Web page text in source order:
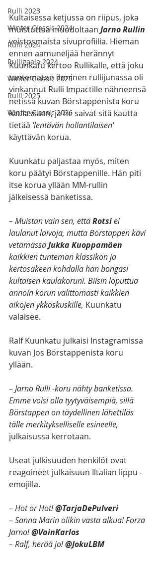
Rulli 2023
Winter Classic 2024
Rulli 2024
Rulligaala 2024
Winter Classic 2025
Rulli 2025
Winter Classic 2026
Kultaisessa ketjussa on riipus, joka
muistuttaa muodoltaan Jarno Rullin
veistosmaista sivuprofiilia. Hieman
ennen aamuneljää herännyt
Kuunkatu kertoo Rullikalle, että joku
tuntematon ihminen rullijunassa oli
vinkannut Rulli Impactille nähneensä
netissä kuvan Börstappenista koru
kaulassaan, ja he saivat sitä kautta
tietää 'lentävän hollantilaisen'
käyttävän korua.
Kuunkatu paljastaa myös, miten
koru päätyi Börstappenille. Hän piti
itse korua yllään MM-rullin
jälkeisessä banketissa.
– Muistan vain sen, että Rotsi ei
laulanut laivoja, mutta Börstappen kävi
vetämässä Jukka Kuoppamäen
kaikkien tunteman klassikon ja
kertosäkeen kohdalla hän bongasi
kultaisen kaulakoruni. Biisin loputtua
annoin korun välittömästi kaikkien
aikojen ykköskuskille, Kuunkatu
valaisee.
Ralf Kuunkatu julkaisi Instagramissa
kuvan Jos Börstappenista koru
yllään.
– Jarno Rulli -koru nähty banketissa.
Emme voisi olla tyytyväisempiä, sillä
Börstappen on täydellinen lähettiläs
tälle merkitykselliselle esineelle,
julkaisussa kerrotaan.
Useat julkisuuden henkilöt ovat
reagoineet julkaisuun Iltalian lippu -
emojilla.
– Hot or Hot! @TarjaDePulveri
– Sanna Marin olikin vasta alkua! Forza
Jarno! @VainKarlos
– Ralf, herää jo! @JokuLBM